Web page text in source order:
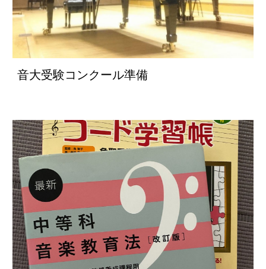
音大受験コンクール準備